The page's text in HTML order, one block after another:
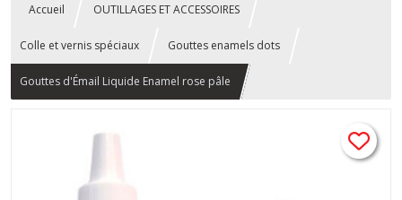
Accueil OUTILLAGES ET ACCESSOIRES
Colle et vernis spéciaux Gouttes enamels dots
Gouttes d'Émail Liquide Enamel rose pâle